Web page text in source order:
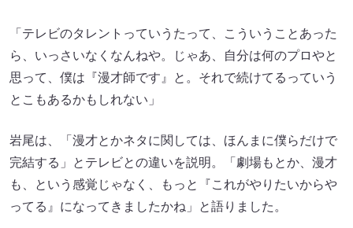
「テレビのタレントっていうたって、こういうことあった
ら、いっさいなくなんねや。じゃあ、自分は何のプロやと
思って、僕は『漫才師です』と。それで続けてるっていう
とこもあるかもしれない」
岩尾は、「漫才とかネタに関しては、ほんまに僕らだけで
完結する」とテレビとの違いを説明。「劇場もとか、漫才
も、という感覚じゃなく、もっと『これがやりたいからや
ってる』になってきましたかね」と語りました。